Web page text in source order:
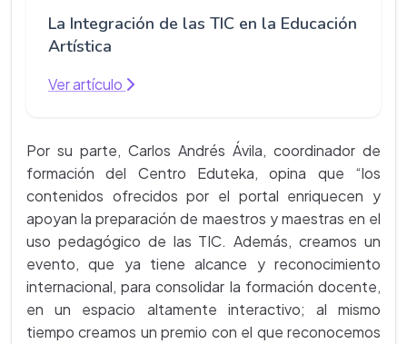
La Integración de las TIC en la Educación
Artística
Ver artículo
Por su parte, Carlos Andrés Ávila, coordinador de
formación del Centro Eduteka, opina que “los
contenidos ofrecidos por el portal enriquecen y
apoyan la preparación de maestros y maestras en el
uso pedagógico de las TIC. Además, creamos un
evento, que ya tiene alcance y reconocimiento
internacional, para consolidar la formación docente,
en un espacio altamente interactivo; al mismo
tiempo creamos un premio con el que reconocemos